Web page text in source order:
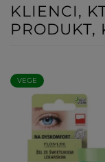
KLIENCI,
PRODUKT,
VEGE